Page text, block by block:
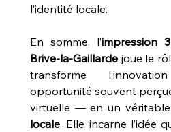
l’identité locale.
En somme, l’impression
Brive-la-Gaillarde joue le
transforme
opportunité souvent
virtuelle — en un véritable
locale. Elle incarne l’idée